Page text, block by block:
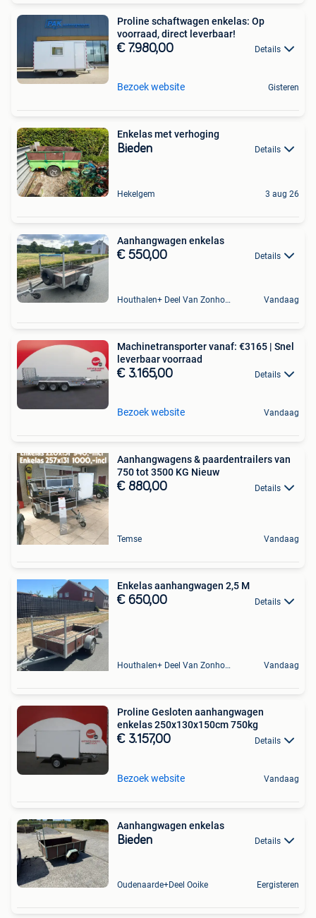
Proline schaftwagen enkelas: Op
voorraad, direct leverbaar!
€ 7.980,00 Details
Bezoek website Gisteren
Enkelas met verhoging
Bieden Details
Hekelgem 3 aug 26
Aanhangwagen enkelas
€ 550,00 Details
Houthalen+ Deel Van Zonhoven En Zolder Vandaag
Machinetransporter vanaf: €3165 | Snel
leverbaar voorraad
€ 3.165,00 Details
Bezoek website Vandaag
Aanhangwagens & paardentrailers van
750 tot 3500 KG Nieuw
€ 880,00 Details
Temse Vandaag
Enkelas aanhangwagen 2,5 M
€ 650,00 Details
Houthalen+ Deel Van Zonhoven En Zolder Vandaag
Proline Gesloten aanhangwagen
enkelas 250x130x150cm 750kg
€ 3.157,00 Details
Bezoek website Vandaag
Aanhangwagen enkelas
Bieden Details
Oudenaarde+Deel Ooike Eergisteren